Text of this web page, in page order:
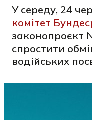
У середу, 24
комітет
законопроєкт
спростити
водійських